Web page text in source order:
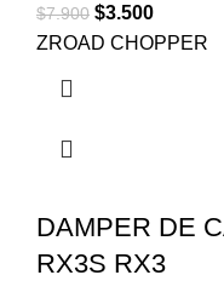
$7.900 $3.500
ZROAD CHOPPER
DAMPER DE
RX3S RX3